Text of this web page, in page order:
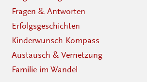
Fragen & Antworten
Erfolgsgeschichten
Kinderwunsch-Kompass
Austausch & Vernetzung
Familie im Wandel